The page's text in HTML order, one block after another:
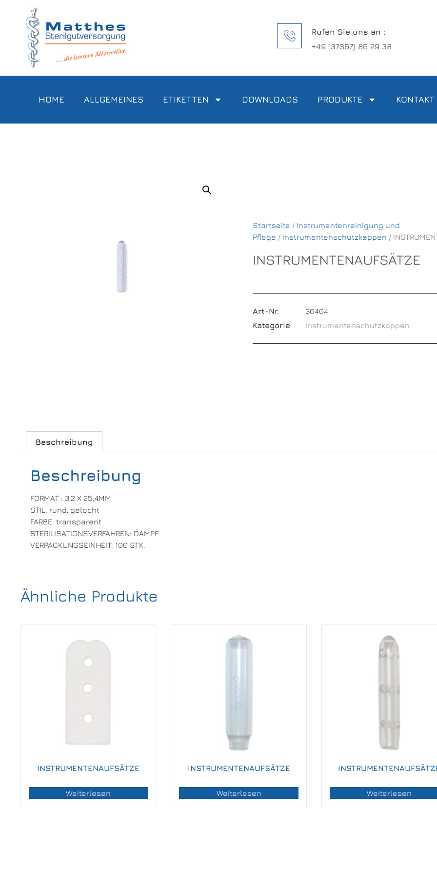
Rufen Sie uns an :
+49 (37367) 86 29 38
HOME ALLGEMEINES ETIKETTEN DOWNLOADS PRODUKTE KONTAKT
Startseite / Instrumentenreinigung und
Pflege / Instrumentenschutzkappen /
INSTRUMENTENAUFSÄTZE
Art-Nr.
30404
Kategorie
Instrumentenschutzkappen
Beschreibung
Beschreibung
FORMAT : 3,2 X 25,4MM
STIL: rund, gelocht
FARBE: transparent
STERILISATIONSVERFAHREN: DAMPF
VERPACKUNGSEINHEIT: 100 STK.
Ähnliche Produkte
INSTRUMENTENAUFSÄTZE
Weiterlesen
INSTRUMENTENAUFSÄTZE
Weiterlesen Weiterlesen